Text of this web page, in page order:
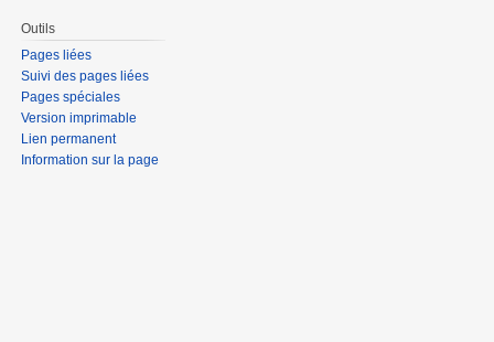
Outils
Pages liées
Suivi des pages liées
Pages spéciales
Version imprimable
Lien permanent
Information sur la page